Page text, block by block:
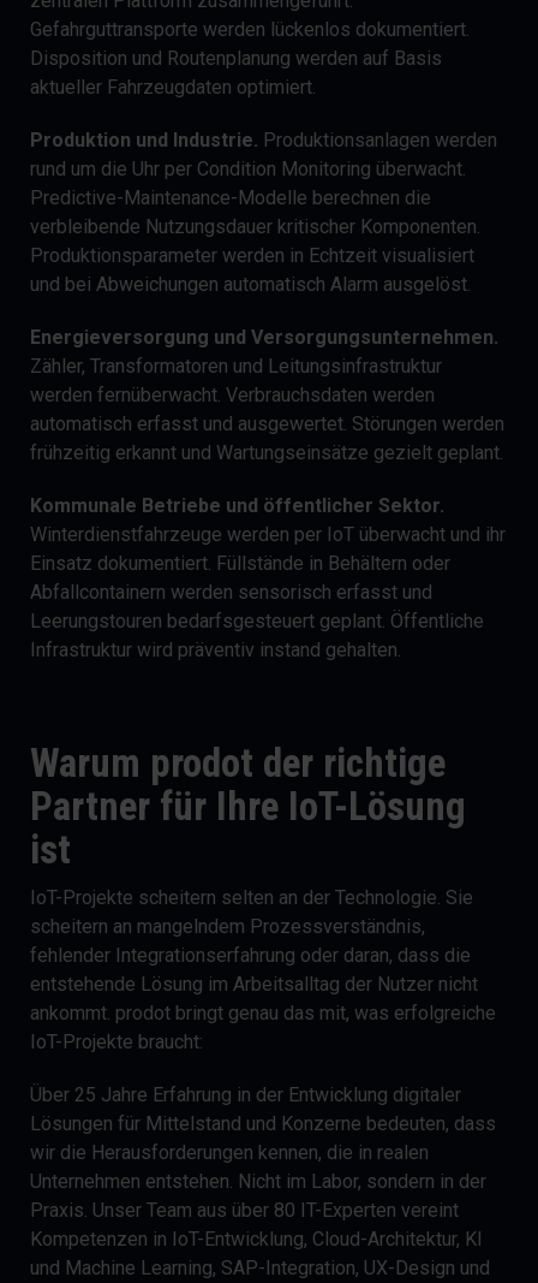
Gefahrguttransporte werden lückenlos dokumentiert.
Disposition und Routenplanung werden auf Basis
aktueller Fahrzeugdaten optimiert.
Produktion und Industrie. Produktionsanlagen werden
rund um die Uhr per Condition Monitoring überwacht.
Predictive-Maintenance-Modelle berechnen die
verbleibende Nutzungsdauer kritischer Komponenten.
Produktionsparameter werden in Echtzeit visualisiert
und bei Abweichungen automatisch Alarm ausgelöst.
Energieversorgung und Versorgungsunternehmen.
Zähler, Transformatoren und Leitungsinfrastruktur
werden fernüberwacht. Verbrauchsdaten werden
automatisch erfasst und ausgewertet. Störungen werden
frühzeitig erkannt und Wartungseinsätze gezielt geplant.
Kommunale Betriebe und öffentlicher Sektor.
Winterdienstfahrzeuge werden per IoT überwacht und ihr
Einsatz dokumentiert. Füllstände in Behältern oder
Abfallcontainern werden sensorisch erfasst und
Leerungstouren bedarfsgesteuert geplant. Öffentliche
Infrastruktur wird präventiv instand gehalten.
Warum prodot der richtige
Partner für Ihre IoT-Lösung
ist
IoT-Projekte scheitern selten an der Technologie. Sie
scheitern an mangelndem Prozessverständnis,
fehlender Integrationserfahrung oder daran, dass die
entstehende Lösung im Arbeitsalltag der Nutzer nicht
ankommt. prodot bringt genau das mit, was erfolgreiche
IoT-Projekte braucht:
Über 25 Jahre Erfahrung in der Entwicklung digitaler
Lösungen für Mittelstand und Konzerne bedeuten, dass
wir die Herausforderungen kennen, die in realen
Unternehmen entstehen. Nicht im Labor, sondern in der
Praxis. Unser Team aus über 80 IT-Experten vereint
Kompetenzen in IoT-Entwicklung, Cloud-Architektur, KI
und Machine Learning, SAP-Integration, UX-Design und